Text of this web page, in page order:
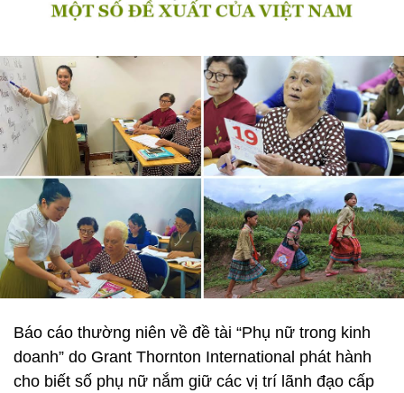
Báo cáo thường niên về đề tài “Phụ nữ trong kinh
doanh” do Grant Thornton International phát hành
cho biết số phụ nữ nắm giữ các vị trí lãnh đạo cấp